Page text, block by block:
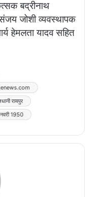
बद्रीनाथ
संजय जोशी व्यवस्थापक
हेमलता यादव सहित
रायपुर
1950